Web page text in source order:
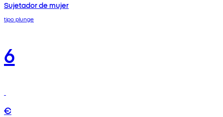
Sujetador de mujer
tipo plunge
6
€